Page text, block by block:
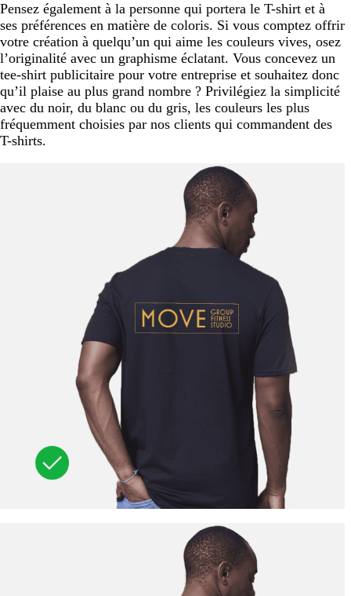
Pensez également à la personne qui portera le T-shirt et à
ses préférences en matière de coloris. Si vous comptez offrir
votre création à quelqu’un qui aime les couleurs vives, osez
l’originalité avec un graphisme éclatant. Vous concevez un
tee-shirt publicitaire pour votre entreprise et souhaitez donc
qu’il plaise au plus grand nombre ? Privilégiez la simplicité
avec du noir, du blanc ou du gris, les couleurs les plus
fréquemment choisies par nos clients qui commandent des
T-shirts.